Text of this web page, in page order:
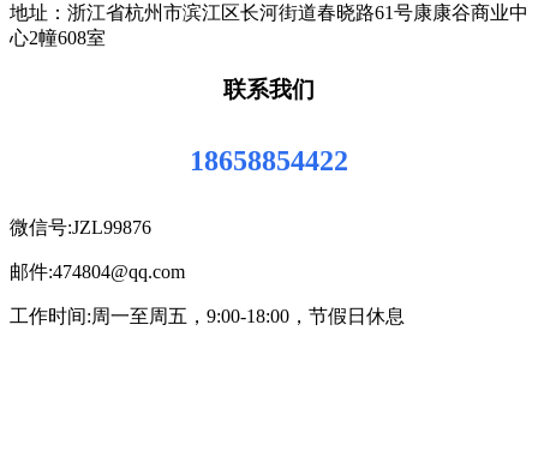
地址：浙江省杭州市滨江区长河街道春晓路61号康康谷商业中
心2幢608室
联系我们
18658854422
微信号:JZL99876
邮件:474804@qq.com
工作时间:周一至周五，9:00-18:00，节假日休息